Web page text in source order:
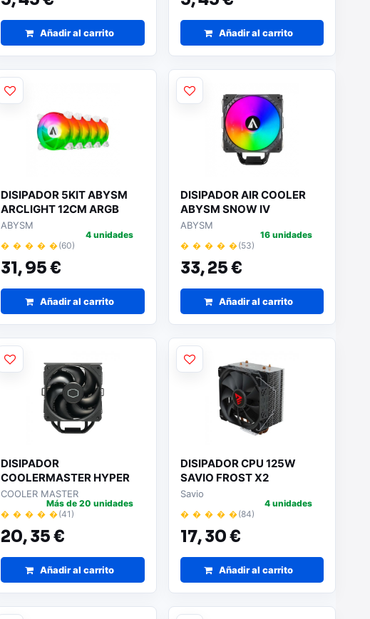
Añadir al carrito Añadir al carrito
DISIPADOR 5KIT ABYSM
ARCLIGHT 12CM ARGB
ABYSM
� � � � �(60)
31,95 €
4 unidades
Añadir al carrito
DISIPADOR AIR COOLER
ABYSM SNOW IV
ABYSM
� � � � �(53)
33,25 €
16 unidades
Añadir al carrito
DISIPADOR
COOLERMASTER HYPER
212 BLACK
COOLER MASTER
� � � � �(41)
20,35 €
Más de 20 unidades
Añadir al carrito
DISIPADOR CPU 125W
SAVIO FROST X2
Savio
� � � � �(84)
17,30 €
4 unidades
Añadir al carrito